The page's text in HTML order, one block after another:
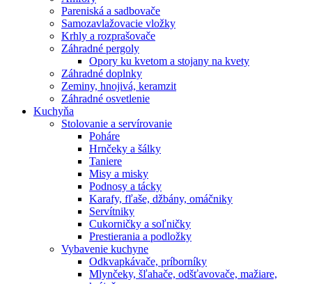
Pareniská a sadbovače
Samozavlažovacie vložky
Krhly a rozprašovače
Záhradné pergoly
Opory ku kvetom a stojany na kvety
Záhradné doplnky
Zeminy, hnojivá, keramzit
Záhradné osvetlenie
Kuchyňa
Stolovanie a servírovanie
Poháre
Hrnčeky a šálky
Taniere
Misy a misky
Podnosy a tácky
Karafy, fľaše, džbány, omáčniky
Servítniky
Cukorničky a soľničky
Prestierania a podložky
Vybavenie kuchyne
Odkvapkávače, príborníky
Mlynčeky, šľahače, odšťavovače, mažiare,